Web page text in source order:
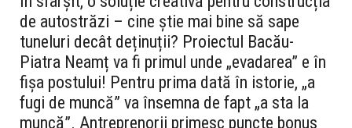
de autostrăzi – cine știe mai bine să sape
tuneluri decât deținuții? Proiectul Bacău-
Piatra Neamț va fi primul unde „evadarea” e în
fișa postului! Pentru prima dată în istorie, „a
fugi de muncă” va însemna de fapt „a sta la
muncă”. Antreprenorii primesc puncte bonus